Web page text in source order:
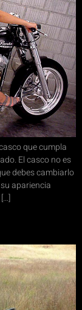
que cumpla
El casco no es
debes cambiarlo
apariencia